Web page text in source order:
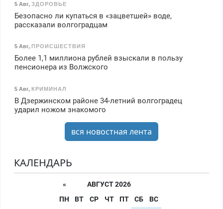
5 Авг, ЗДОРОВЬЕ
Безопасно ли купаться в «зацветшей» воде,
рассказали волгоградцам
5 Авг, ПРОИСШЕСТВИЯ
Более 1,1 миллиона рублей взыскали в пользу
пенсионера из Волжского
5 Авг, КРИМИНАЛ
В Дзержинском районе 34-летний волгоградец
ударил ножом знакомого
вся новостная лента
КАЛЕНДАРЬ
«
АВГУСТ 2026
ПН
ВТ СР ЧТ ПТ СБ
ВС